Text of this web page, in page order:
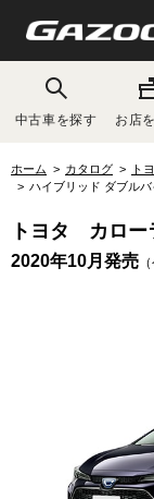
中古車を探す お店
ホーム カタログ ト
ハイブリッド ダブルバ
トヨタ カロ
2020年10月発売